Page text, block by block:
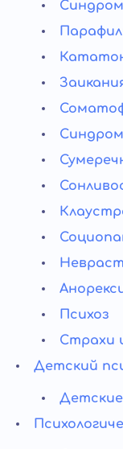
Психоз
Страхи
Детский